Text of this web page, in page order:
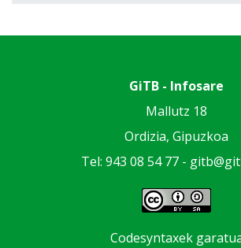
GiTB - Infosare
Mallutz 18
Ordizia, Gipuzkoa
Tel: 943 08 54 77 -
Codesyntaxek